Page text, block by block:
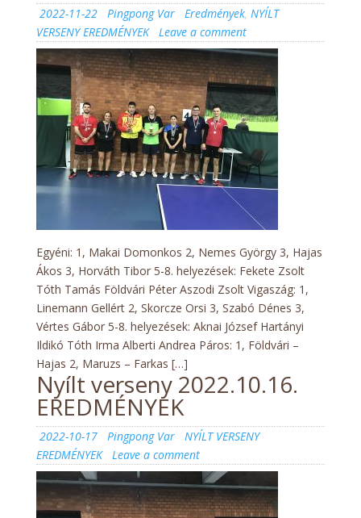
Posted
on
2022-11-22 Author
Pingpong Var Categories
Eredmények, NYÍLT
VERSENY EREDMÉNYEK
Leave a commenton
Nyílt
Verseny
2022.11.20.
Eredmények
Egyéni: 1, Makai Domonkos 2, Nemes György 3, Hajas
Ákos 3, Horváth Tibor 5-8. helyezések: Fekete Zsolt
Tóth Tamás Földvári Péter Aszodi Zsolt Vigaszág: 1,
Linemann Gellért 2, Skorcze Orsi 3, Szabó Dénes 3,
Vértes Gábor 5-8. helyezések: Aknai József Hartányi
Ildikó Tóth Irma Alberti Andrea Páros: 1, Földvári –
Hajas 2, Maruzs – Farkas […]
Nyílt verseny 2022.10.16.
EREDMÉNYEK
Posted
on
2022-10-17 Author
Pingpong Var Categories
NYÍLT VERSENY
EREDMÉNYEK
Leave a commenton
Nyílt
verseny
2022.10.16.